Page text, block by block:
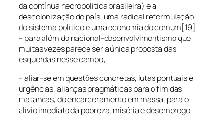
da contínua necropolítica brasileira) e a
descolonização do país, uma radical reformulação
do sistema político e uma economia do comum[19]
– para além do nacional-desenvolvimentismo que
muitas vezes parece ser a única proposta das
esquerdas nesse campo;
– aliar-se em questões concretas, lutas pontuais e
urgências, alianças pragmáticas para o fim das
matanças, do encarceramento em massa, para o
alívio imediato da pobreza, miséria e desemprego